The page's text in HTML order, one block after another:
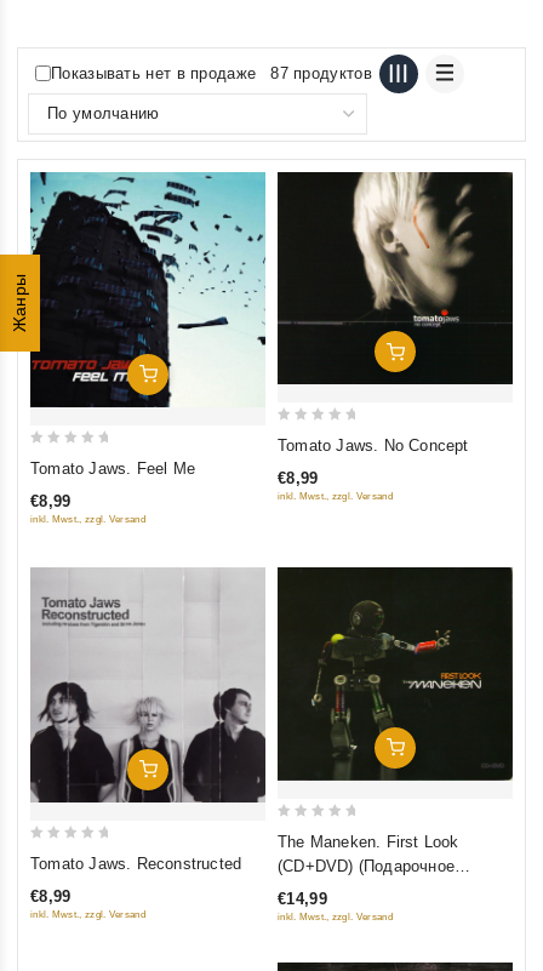
Жанры
Показывать нет в продаже 87 продуктов
Добавить В Корзину
of
Tomato Jaws. Feel Me
€8,99
inkl. Mwst., zzgl. Versand
Добавить В Корзину
of
Tomato Jaws. No Concept
€8,99
inkl. Mwst., zzgl. Versand
Добавить В Корзину
of
Tomato Jaws. Reconstructed
€8,99
inkl. Mwst., zzgl. Versand
Добавить В Корзину
5
The Maneken. First Look
(CD+DVD) (Подарочное
издание)
€14,99
inkl. Mwst., zzgl. Versand